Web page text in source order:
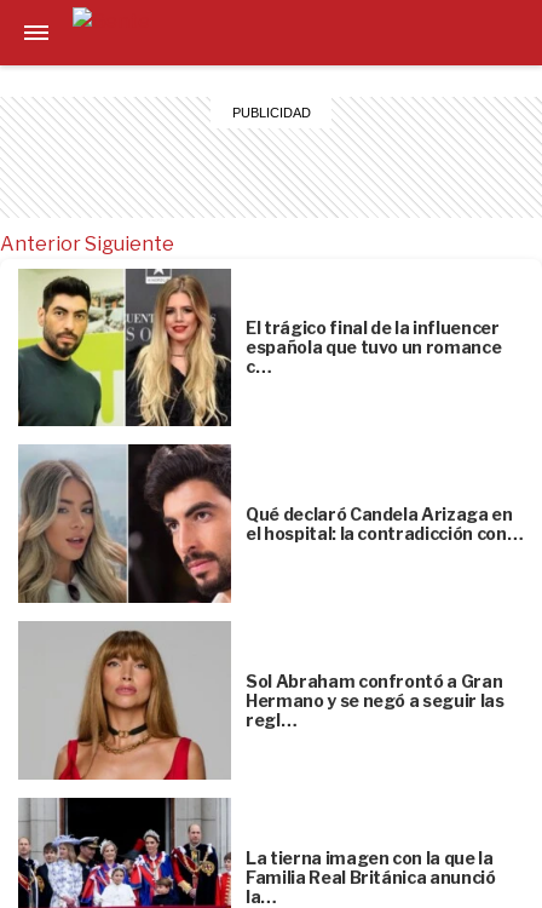
Anterior
El trágico final de la influencer
española que tuvo un romance
c…
Qué declaró Candela Arizaga en
el hospital: la contradicción con…
Sol Abraham confrontó a Gran
Hermano y se negó a seguir las
regl…
La tierna imagen con la que la
Familia Real Británica anunció
la…
Siguiente